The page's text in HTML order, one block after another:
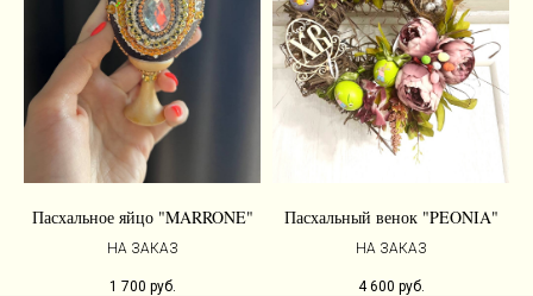
Пасхальное яйцо "MARRONE"
НА ЗАКАЗ
1 700 руб.
Пасхальный венок "PEONIA"
НА ЗАКАЗ
4 600 руб.